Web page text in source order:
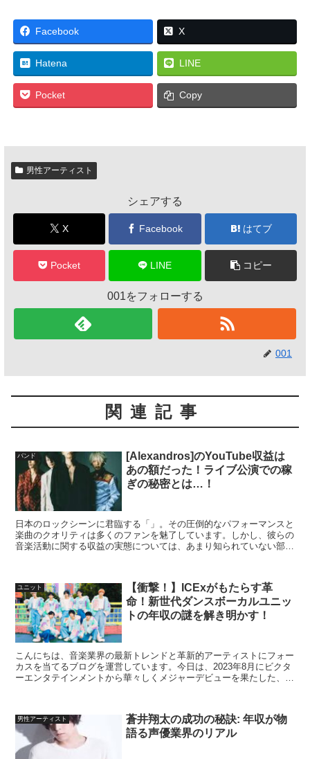
Facebook X
Hatena LINE
Pocket Copy
男性アーティスト
シェアする
X Facebook はてブ
Pocket LINE コピー
001をフォローする
001
関連記事
バンド
[Alexandros]のYouTube収益は
あの額だった！ライブ公演での稼
ぎの秘密とは…！
日本のロックシーンに君臨する「」。その圧倒的なパフォーマンスと
楽曲のクオリティは多くのファンを魅了しています。しかし、彼らの
音楽活動に関する収益の実態については、あまり知られていない部分
ユニット
【衝撃！】ICExがもたらす革
命！新世代ダンスボーカルユニッ
トの年収の謎を解き明かす！
こんにちは、音楽業界の最新トレンドと革新的アーティストにフォー
カスを当てるブログを運営しています。今日は、2023年8月にビクタ
ーエンタテインメントから華々しくメジャーデビューを果たした、話
男性アーティスト
蒼井翔太の成功の秘訣: 年収が物
語る声優業界のリアル